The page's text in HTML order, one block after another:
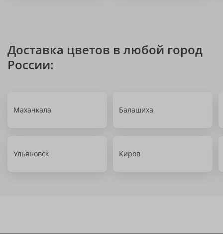
Доставка цветов в любой город
России:
Махачкала Балашиха
Ульяновск Киров